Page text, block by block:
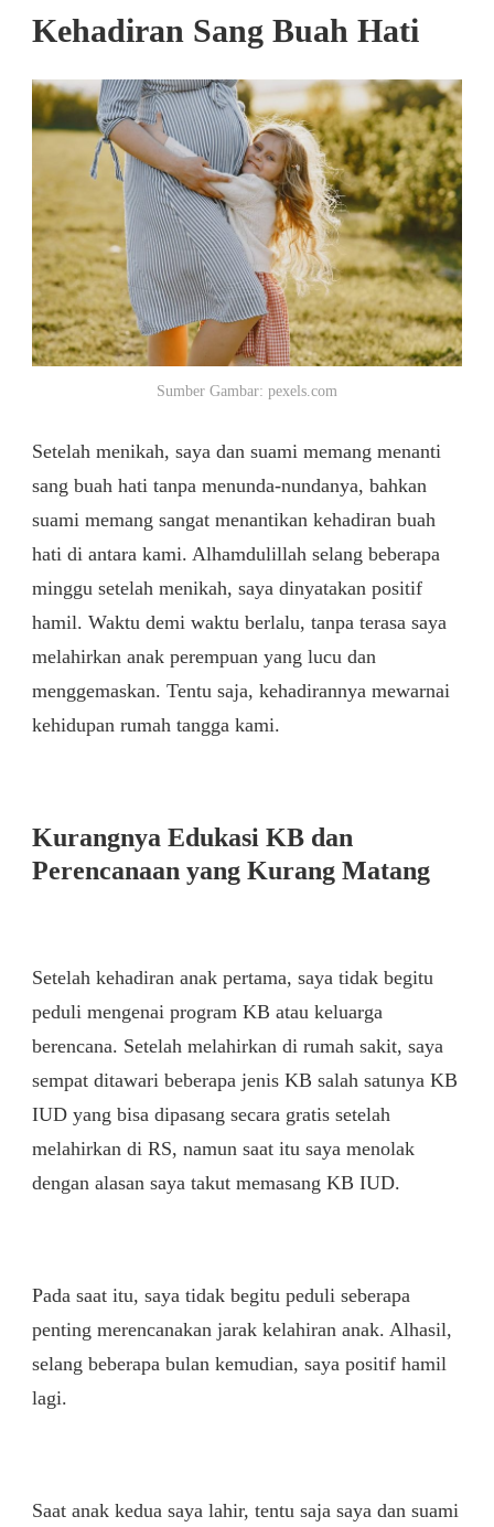
Kehadiran Sang Buah Hati
Sumber Gambar: pexels.com
Setelah menikah, saya dan suami memang menanti
sang buah hati tanpa menunda-nundanya, bahkan
suami memang sangat menantikan kehadiran buah
hati di antara kami. Alhamdulillah selang beberapa
minggu setelah menikah, saya dinyatakan positif
hamil. Waktu demi waktu berlalu, tanpa terasa saya
melahirkan anak perempuan yang lucu dan
menggemaskan. Tentu saja, kehadirannya mewarnai
kehidupan rumah tangga kami.
Kurangnya Edukasi KB dan
Perencanaan yang Kurang Matang
Setelah kehadiran anak pertama, saya tidak begitu
peduli mengenai program KB atau keluarga
berencana. Setelah melahirkan di rumah sakit, saya
sempat ditawari beberapa jenis KB salah satunya KB
IUD yang bisa dipasang secara gratis setelah
melahirkan di RS, namun saat itu saya menolak
dengan alasan saya takut memasang KB IUD.
Pada saat itu, saya tidak begitu peduli seberapa
penting merencanakan jarak kelahiran anak. Alhasil,
selang beberapa bulan kemudian, saya positif hamil
lagi.
Saat anak kedua saya lahir, tentu saja saya dan suami